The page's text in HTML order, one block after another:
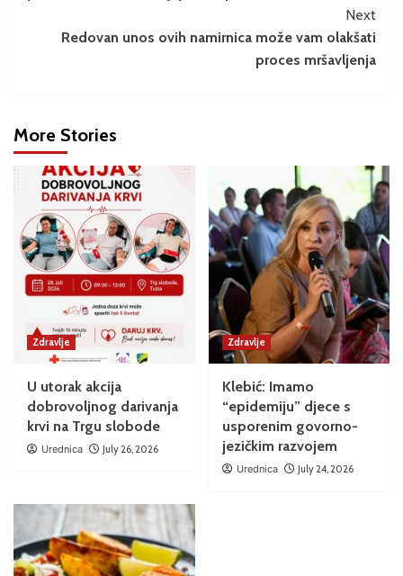
Next
Redovan unos ovih namirnica može vam olakšati
proces mršavljenja
More Stories
Zdravlje
U utorak akcija
dobrovoljnog darivanja
krvi na Trgu slobode
Urednica July 26, 2026
Zdravlje
Klebić: Imamo
“epidemiju” djece s
usporenim govorno-
jezičkim razvojem
Urednica July 24, 2026